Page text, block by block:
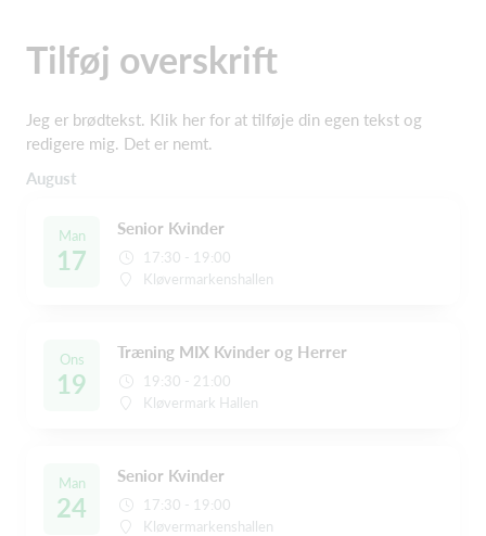
Tilføj overskrift
Jeg er brødtekst. Klik her for at tilføje din egen tekst og
redigere mig. Det er nemt.
August
Man
17
Senior Kvinder
17:30 - 19:00
Kløvermarkenshallen
Ons
19
Træning MIX Kvinder og Herrer
19:30 - 21:00
Kløvermark Hallen
Man
24
Senior Kvinder
17:30 - 19:00
Kløvermarkenshallen